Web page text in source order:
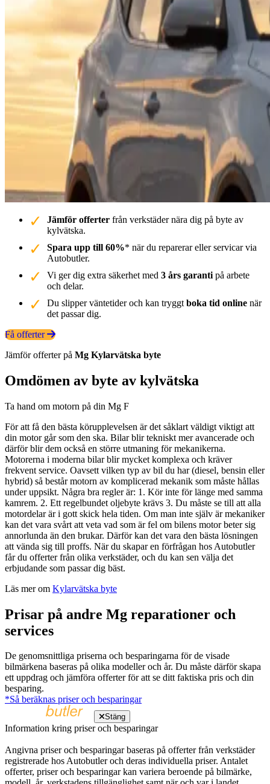
Jämför offerter från verkstäder nära dig på byte av
kylvätska.
Spara upp till 60%* när du reparerar eller servicar via
Autobutler.
Vi ger dig extra säkerhet med 3 års garanti på arbete
och delar.
Du slipper väntetider och kan tryggt boka tid online när
det passar dig.
Få offerter
Jämför offerter på Mg Kylarvätska byte
Omdömen av byte av kylvätska
Ta hand om motorn på din Mg F
För att få den bästa körupplevelsen är det såklart väldigt viktigt att
din motor går som den ska. Bilar blir tekniskt mer avancerade och
därför blir dem också en större utmaning för mekanikerna.
Motorerna i moderna bilar blir mycket komplexa och kräver
frekvent service. Oavsett vilken typ av bil du har (diesel, bensin eller
hybrid) så består motorn av komplicerad mekanik som måste hållas
under uppsikt. Några bra regler är: 1. Kör inte för länge med samma
kamrem. 2. Ett regelbundet oljebyte krävs 3. Du måste se till att alla
motordelar är i gott skick hela tiden. Om man inte själv är mekaniker
kan det vara svårt att veta vad som är fel om bilens motor beter sig
annorlunda än den brukar. Därför kan det vara den bästa lösningen
att vända sig till proffs. När du skapar en förfrågan hos Autobutler
får du offerter från olika verkstäder, och du kan sen välja det
erbjudande som passar dig bäst.
Läs mer om Kylarvätska byte
Prisar på andre Mg reparationer och
services
De genomsnittliga priserna och besparingarna för de visade
bilmärkena baseras på olika modeller och år. Du måste därför skapa
ett uppdrag och jämföra offerter för att se ditt faktiska pris och din
besparing.
*Så beräknas priser och besparingar
Stäng
Information kring priser och besparingar
Angivna priser och besparingar baseras på offerter från verkstäder
registrerade hos Autobutler och deras individuella priser. Antalet
offerter, priser och besparingar kan variera beroende på bilmärke,